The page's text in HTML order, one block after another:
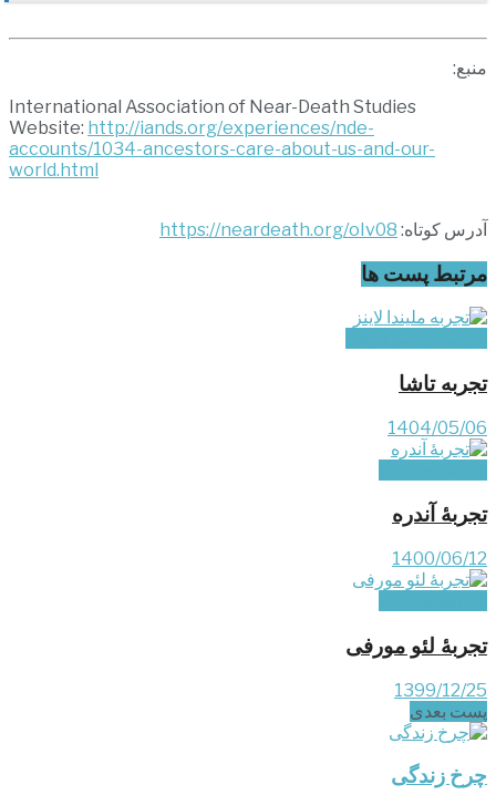
منبع:
International Association of Near-Death Studies
Website: http://iands.org/experiences/nde-
accounts/1034-ancestors-care-about-us-and-our-
world.html
آدرس کوتاه: https://neardeath.org/oIv08
مرتبط پست ها
تجربه تاشا
1404/05/06
تجربۀ آندره
1400/06/12
تجربۀ لئو مورفی
1399/12/25
پست‌ بعدی
چرخ زندگی